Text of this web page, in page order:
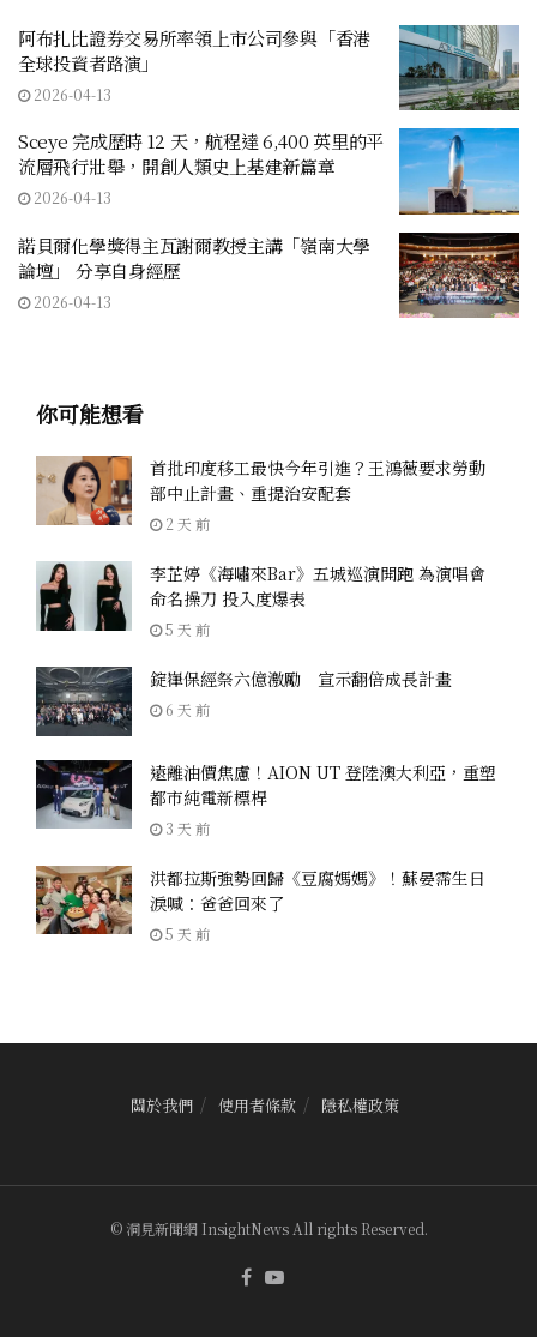
阿布扎比證券交易所率領上市公司參與「香港
全球投資者路演」
2026-04-13
Sceye 完成歷時 12 天，航程達 6,400 英里的平
流層飛行壯舉，開創人類史上基建新篇章
2026-04-13
諾貝爾化學獎得主瓦謝爾教授主講「嶺南大學
論壇」 分享自身經歷
2026-04-13
你可能想看
首批印度移工最快今年引進？王鴻薇要求勞動
部中止計畫、重提治安配套
2 天 前
李芷婷《海嘯來Bar》五城巡演開跑 為演唱會
命名操刀 投入度爆表
5 天 前
錠嵂保經祭六億激勵 宣示翻倍成長計畫
6 天 前
遠離油價焦慮！AION UT 登陸澳大利亞，重塑
都市純電新標桿
3 天 前
洪都拉斯強勢回歸《豆腐媽媽》！蘇晏霈生日
淚喊：爸爸回來了
5 天 前
關於我們 使用者條款 隱私權政策
© 洞見新聞網 InsightNews All rights Reserved.